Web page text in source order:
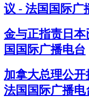
议 - 法国国际广
金与正指责日本
国国际广播电台
加拿大总理公
法国国际广播电